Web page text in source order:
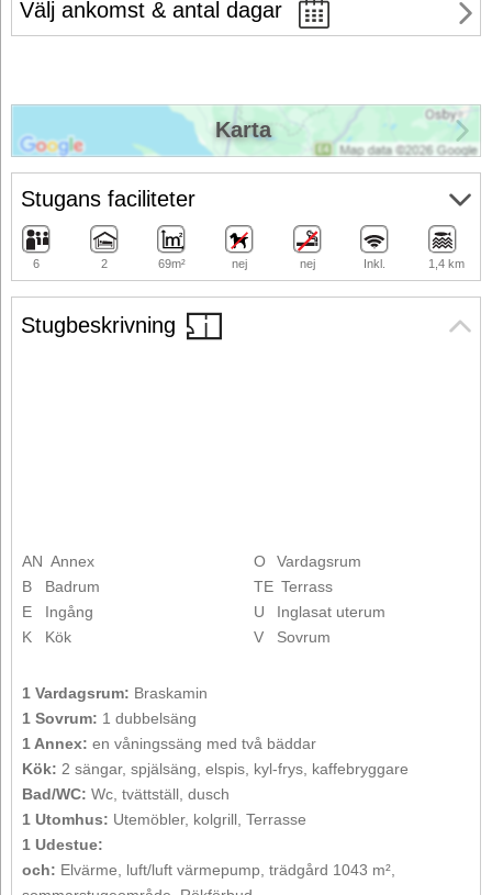
Välj ankomst & antal dagar
Stugbeskrivning
AN Annex
B
Badrum
E
Ingång
K
Kök
O
Vardagsrum
TE Terrass
U
Inglasat uterum
V
Sovrum
1 Vardagsrum: Braskamin
1 Sovrum: 1 dubbelsäng
1 Annex: en våningssäng med två bäddar
Kök: 2 sängar, spjälsäng, elspis, kyl-frys, kaffebryggare
Bad/WC: Wc, tvättställ, dusch
1 Utomhus: Utemöbler, kolgrill, Terrasse
1 Udestue:
och: Elvärme, luft/luft värmepump, trädgård 1043 m²,
Stugans faciliteter
6 2 69m² nej nej Inkl. 1,4 km
Karta